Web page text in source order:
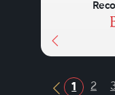
1 2